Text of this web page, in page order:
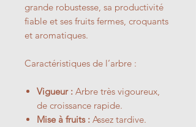
grande robustesse, sa productivité
fiable et ses fruits fermes, croquants
et aromatiques.
Caractéristiques de l’arbre :
Vigueur : Arbre très vigoureux,
de croissance rapide.
Mise à fruits : Assez tardive.